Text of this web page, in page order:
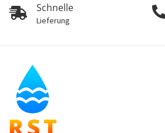
Schnelle
Lieferung